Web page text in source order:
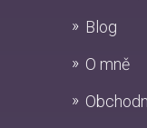
Blog
O mně